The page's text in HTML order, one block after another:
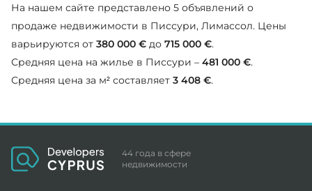
На нашем сайте представлено 5 объявлений о
продаже недвижимости в Писсури, Лимассол. Цены
варьируются от 380 000 € до 715 000 €.
Средняя цена на жилье в Писсури – 481 000 €.
Средняя цена за м² составляет 3 408 €.
44 года в сфере
недвижимости